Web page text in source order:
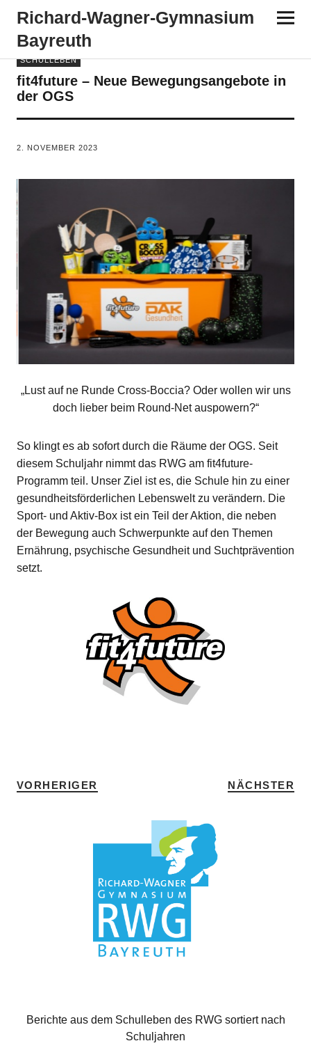
Richard-​​Wagner-​​Gymnasium
Bayreuth
SCHULLEBEN
fit4future – Neue Bewegungsangebote in
der OGS
2. NOVEMBER 2023
„Lust auf ne Runde Cross-Boccia? Oder wollen wir uns
doch lieber beim Round-Net auspowern?“
So klingt es ab sofort durch die Räume der OGS. Seit
diesem Schuljahr nimmt das RWG am fit4future-
Programm teil. Unser Ziel ist es, die Schule hin zu einer
gesundheitsförderlichen Lebenswelt zu verändern. Die
Sport- und Aktiv-Box ist ein Teil der Aktion, die neben
der Bewegung auch Schwerpunkte auf den Themen
Ernährung, psychische Gesundheit und Suchtprävention
setzt.
VORHERIGER NÄCHSTER
Berichte aus dem Schulleben des RWG sortiert nach
Schuljahren